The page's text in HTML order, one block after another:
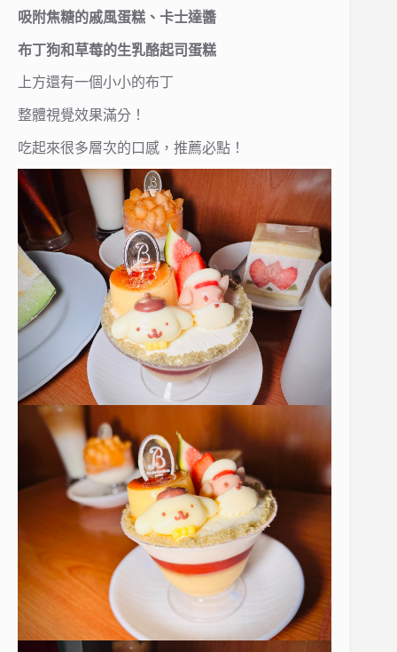
吸附焦糖的戚風蛋糕、卡士達醬
布丁狗和草莓的生乳酪起司蛋糕
上方還有一個小小的布丁
整體視覺效果滿分！
吃起來很多層次的口感，推薦必點！